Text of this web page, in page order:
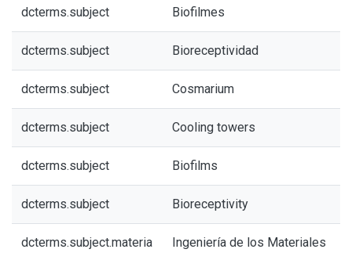
dcterms.subject Biofilmes
dcterms.subject Bioreceptividad
dcterms.subject Cosmarium
dcterms.subject Cooling towers
dcterms.subject Biofilms
dcterms.subject Bioreceptivity
dcterms.subject.materia Ingeniería de los Materiales